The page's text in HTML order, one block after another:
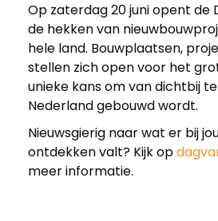
Op zaterdag 20 juni opent de
de hekken van
hele land. Bouwplaatsen,
stellen zich open voor het
unieke kans om van dichtbij
Nederland gebouwd wordt.
Nieuwsgierig naar wat er bij
ontdekken valt? Kijk op
meer informatie.